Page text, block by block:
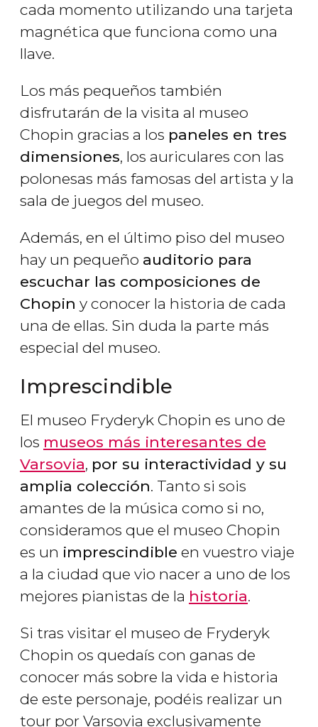
cada momento utilizando una tarjeta
magnética que funciona como una
llave.
Los más pequeños también
disfrutarán de la visita al museo
Chopin gracias a los paneles en tres
dimensiones, los auriculares con las
polonesas más famosas del artista y la
sala de juegos del museo.
Además, en el último piso del museo
hay un pequeño auditorio para
escuchar las composiciones de
Chopin y conocer la historia de cada
una de ellas. Sin duda la parte más
especial del museo.
Imprescindible
El museo Fryderyk Chopin es uno de
los museos más interesantes de
Varsovia, por su interactividad y su
amplia colección. Tanto si sois
amantes de la música como si no,
consideramos que el museo Chopin
es un imprescindible en vuestro viaje
a la ciudad que vio nacer a uno de los
mejores pianistas de la historia.
Si tras visitar el museo de Fryderyk
Chopin os quedaís con ganas de
conocer más sobre la vida e historia
de este personaje, podéis realizar un
tour por Varsovia exclusivamente